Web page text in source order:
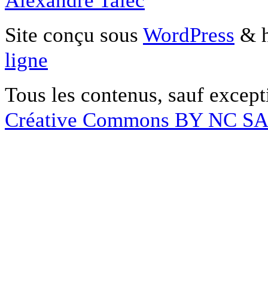
Site conçu sous WordPress &
ligne
Tous les contenus, sauf
Créative Commons BY NC SA